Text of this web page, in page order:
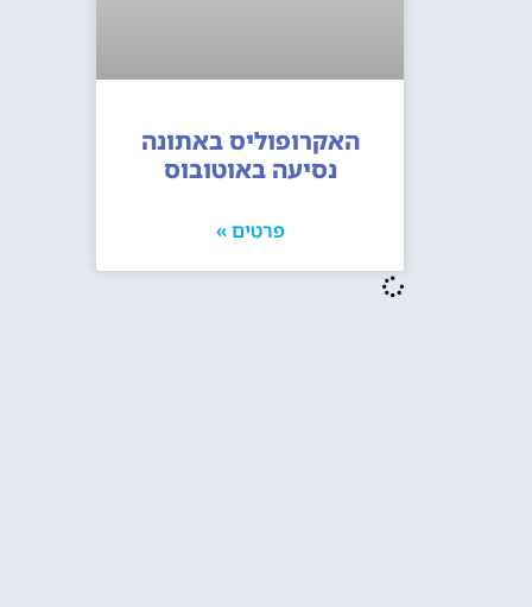
האקרופוליס באתונה
נסיעה באוטובוס
פרטים »